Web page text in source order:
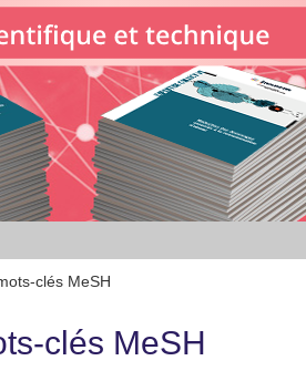
clés MeSH
clés MeSH